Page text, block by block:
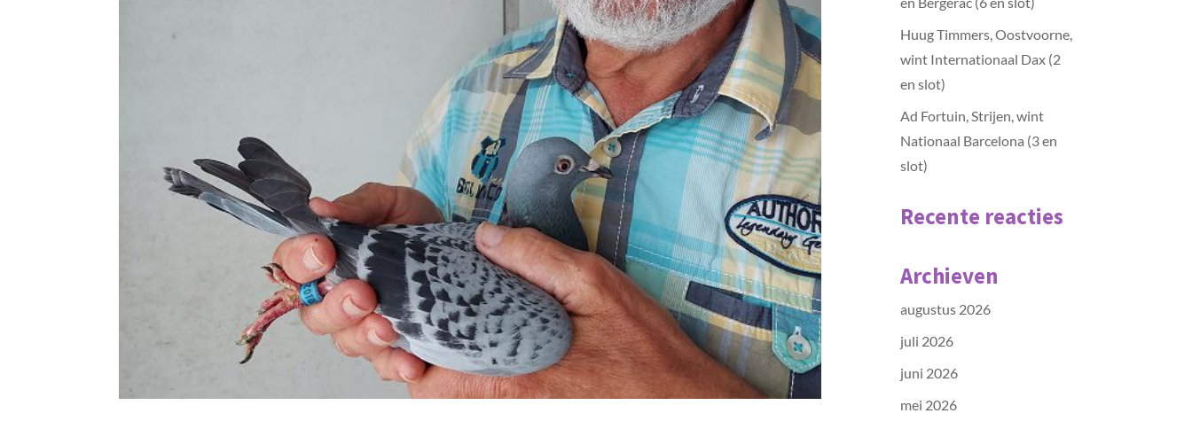
Huug Timmers, Oostvoorne,
wint Internationaal Dax (2
en slot)
Ad Fortuin, Strijen, wint
Nationaal Barcelona (3 en
slot)
Recente reacties
Archieven
augustus 2026
juli 2026
juni 2026
mei 2026